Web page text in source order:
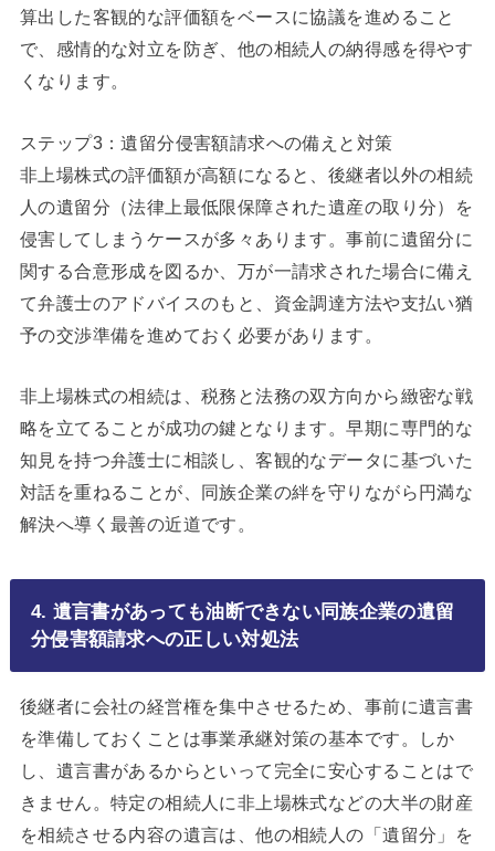
算出した客観的な評価額をベースに協議を進めること
で、感情的な対立を防ぎ、他の相続人の納得感を得やす
くなります。
ステップ3：遺留分侵害額請求への備えと対策
非上場株式の評価額が高額になると、後継者以外の相続
人の遺留分（法律上最低限保障された遺産の取り分）を
侵害してしまうケースが多々あります。事前に遺留分に
関する合意形成を図るか、万が一請求された場合に備え
て弁護士のアドバイスのもと、資金調達方法や支払い猶
予の交渉準備を進めておく必要があります。
非上場株式の相続は、税務と法務の双方向から緻密な戦
略を立てることが成功の鍵となります。早期に専門的な
知見を持つ弁護士に相談し、客観的なデータに基づいた
対話を重ねることが、同族企業の絆を守りながら円満な
解決へ導く最善の近道です。
4. 遺言書があっても油断できない同族企業の遺留
分侵害額請求への正しい対処法
後継者に会社の経営権を集中させるため、事前に遺言書
を準備しておくことは事業承継対策の基本です。しか
し、遺言書があるからといって完全に安心することはで
きません。特定の相続人に非上場株式などの大半の財産
を相続させる内容の遺言は、他の相続人の「遺留分」を